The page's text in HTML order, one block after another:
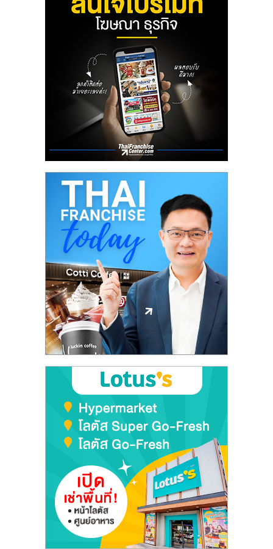
ปรึกษา
การ
ลงทุน
และ
ขยาย
ไชส์,